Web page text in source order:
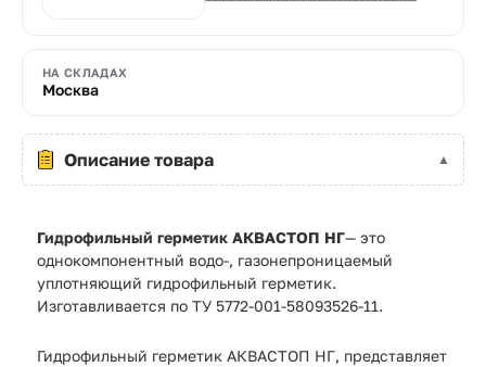
НА СКЛАДАХ
Москва
Описание товара
Гидрофильный герметик АКВАСТОП НГ— это
однокомпонентный водо-, газонепроницаемый
уплотняющий гидрофильный герметик.
Изготавливается по ТУ 5772-001-58093526-11.
Гидрофильный герметик АКВАСТОП НГ, представляет